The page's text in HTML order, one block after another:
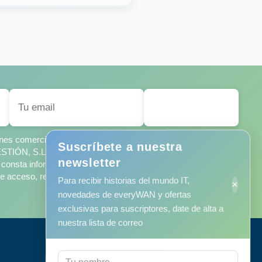
comerciales de MINORISA DE SISTEMAS
S.L., según lapolítica de privacidad, que he leído y
información adicional sobre su tratamiento y sobre el
acceso, rectificación, limitación, supresión, oposición o
Suscríbete a nuestra
newsletter
Para recibir historias del mundo IT,
novedades de everyWAN y ofertas
exclusivas para suscriptores, date de alta a
nuestra lista de correo
×